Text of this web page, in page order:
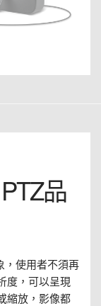
品
，使用者不須再
度，可以呈現
縮放，影像都